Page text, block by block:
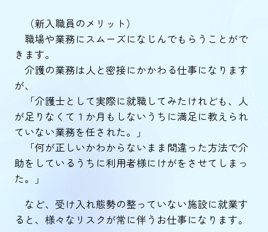
（新入職員のメリット）
職場や業務にスムーズになじんでもらうことがで
きます。
介護の業務は人と密接にかかわる仕事になります
が、
「介護士として実際に就職してみたけれども、人
が足りなくて１か月もしないうちに満足に教えられ
ていない業務を任された。」
「何が正しいかわからないまま間違った方法で介
助をしているうちに利用者様にけがをさせてしまっ
た。」
など、受け入れ態勢の整っていない施設に就業す
ると、様々なリスクが常に伴うお仕事になります。